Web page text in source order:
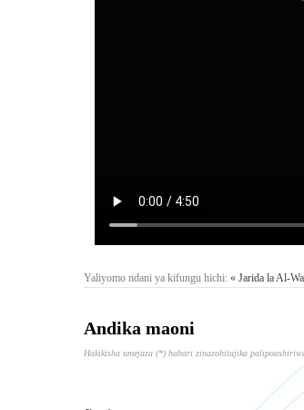
Yaliyomo ndani ya kifungu hichi: « Jarida la Al-
Andika maoni
Hakikisha umejaza (*) habari zinazohitajika